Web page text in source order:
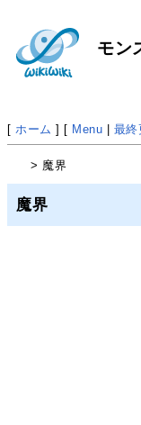
モン
[ ホーム ] [ Menu | 最終
> 魔界
魔界